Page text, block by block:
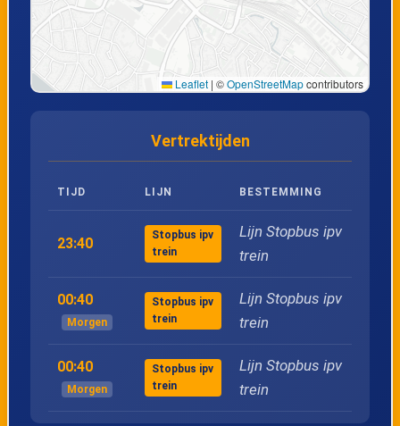
Leaflet | ©OpenStreetMapcontributors
Vertrektijden
TIJD LIJN BESTEMMING
23:40
Stopbus ipv
trein
Lijn Stopbus ipv
trein
00:40
Morgen
Stopbus ipv
trein
Lijn Stopbus ipv
trein
00:40
Morgen
Stopbus ipv
trein
Lijn Stopbus ipv
trein